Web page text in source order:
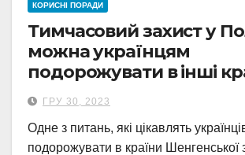
КОРИСНІ ПОРАДИ
Тимчасовий захист у
можна українцям
подорожувати в інші
ГРУ 30, 2023
Одне з питань, які цікавлять
подорожувати в країни